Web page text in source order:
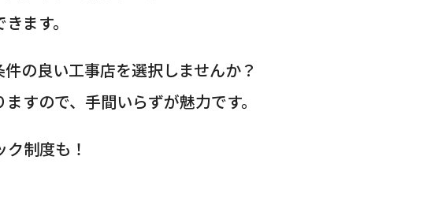
ます。
の良い工事店を選択しませんか？
すので、手間いらずが魅力です。
制度も！